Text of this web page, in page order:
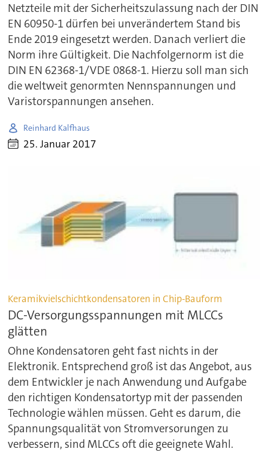
Netzteile mit der Sicherheitszulassung nach der DIN
EN 60950-1 dürfen bei unverändertem Stand bis
Ende 2019 eingesetzt werden. Danach verliert die
Norm ihre Gültigkeit. Die Nachfolgernorm ist die
DIN EN 62368-1/VDE 0868-1. Hierzu soll man sich
die weltweit genormten Nennspannungen und
Varistorspannungen ansehen.
Reinhard Kalfhaus
25. Januar 2017
Keramikvielschichtkondensatoren in Chip-Bauform
DC-Versorgungsspannungen mit MLCCs
glätten
Ohne Kondensatoren geht fast nichts in der
Elektronik. Entsprechend groß ist das Angebot, aus
dem Entwickler je nach Anwendung und Aufgabe
den richtigen Kondensatortyp mit der passenden
Technologie wählen müssen. Geht es darum, die
Spannungsqualität von Stromversorungen zu
verbessern, sind MLCCs oft die geeignete Wahl.